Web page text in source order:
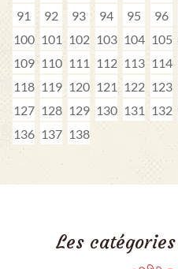
91
92 93 94 95 96
100 101 102 103 104 105
109 110 111 112 113 114
118 119 120 121 122 123
127 128 129 130 131 132
136 137 138
Les